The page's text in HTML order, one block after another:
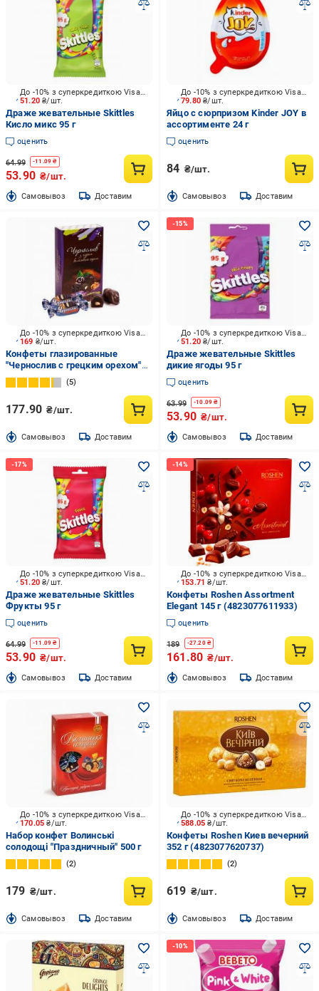
51.20₴/шт.
До -10% з суперкредиткою Visa Вигода
Драже жевательные Skittles
Кисло микс 95 г
оценить
64.99 -11.09 ₴
53.90 ₴/шт.
Cамовывоз Доставим
79.80₴/шт.
До -10% з суперкредиткою Visa Вигода
Яйцо с сюрпризом Kinder JOY в
ассортименте 24 г
оценить
84 ₴/шт.
Cамовывоз Доставим
169 ₴/шт.
До -10% з суперкредиткою Visa Вигода
Конфеты глазированные
"Чернослив с грецким орехом"
400 г
5
177.90 ₴/шт.
Cамовывоз Доставим
51.20₴/шт.
До -10% з суперкредиткою Visa Вигода
Драже жевательные Skittles
дикие ягоды 95 г
оценить
63.99 -10.09 ₴
53.90 ₴/шт.
Cамовывоз Доставим
51.20₴/шт.
До -10% з суперкредиткою Visa Вигода
Драже жевательные Skittles
Фрукты 95 г
оценить
64.99 -11.09 ₴
53.90 ₴/шт.
Cамовывоз Доставим
153.71₴/шт.
До -10% з суперкредиткою Visa Вигода
Конфеты Roshen Assortment
Elegant 145 г (4823077611933)
оценить
189 -27.20₴
161.80 ₴/шт.
Cамовывоз Доставим
170.05₴/шт.
До -10% з суперкредиткою Visa Вигода
Набор конфет Волинські
солодощі "Праздничный" 500 г
2
179 ₴/шт.
Cамовывоз Доставим
588.05₴/шт.
До -10% з суперкредиткою Visa Вигода
Конфеты Roshen Киев вечерний
352 г (4823077620737)
2
619 ₴/шт.
Cамовывоз Доставим